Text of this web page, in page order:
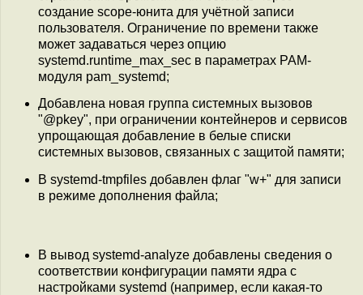
создание scope-юнита для учётной записи
пользователя. Ограничение по времени также
может задаваться через опцию
systemd.runtime_max_sec в параметрах PAM-
модуля pam_systemd;
Добавлена новая группа системных вызовов
"@pkey", при ограничении контейнеров и сервисов
упрощающая добавление в белые списки
системных вызовов, связанных с защитой памяти;
В systemd-tmpfiles добавлен флаг "w+" для записи
в режиме дополнения файла;
В вывод systemd-analyze добавлены сведения о
соответствии конфигурации памяти ядра с
настройками systemd (например, если какая-то